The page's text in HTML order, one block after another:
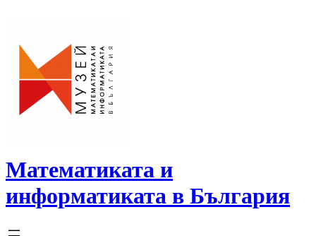
Математиката и
информатиката в България